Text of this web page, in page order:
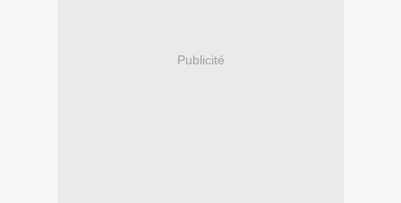
Publicité